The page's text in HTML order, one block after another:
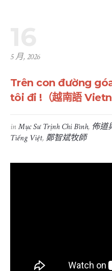
5 月, 2026
Trên con đường
tôi đi !（越南語
inMục Sư Trịnh Chi Bình, 佈道
Tiếng Việt,鄭智斌牧師